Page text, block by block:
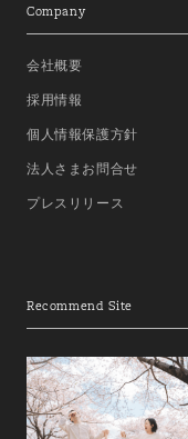
Company
会社概要
採用情報
個人情報保護方針
法人さまお問合せ
プレスリリース
Recommend Site